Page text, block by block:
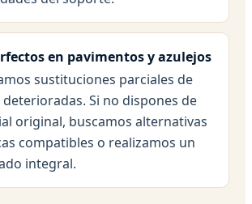
en pavimentos y azulejos
sustituciones parciales de
deterioradas. Si no dispones de
original, buscamos alternativas
compatibles o realizamos un
integral.